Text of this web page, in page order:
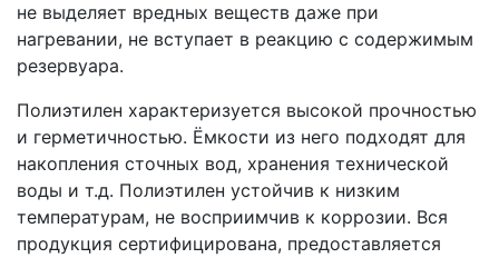
не выделяет вредных веществ даже при
нагревании, не вступает в реакцию с содержимым
резервуара.
Полиэтилен характеризуется высокой прочностью
и герметичностью. Ёмкости из него подходят для
накопления сточных вод, хранения технической
воды и т.д. Полиэтилен устойчив к низким
температурам, не восприимчив к коррозии. Вся
продукция сертифицирована, предоставляется